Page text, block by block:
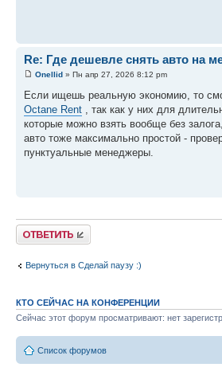
Re: Где дешевле снять авто на
Onellid » Пн апр 27, 2026 8:12 pm
Если ищешь реальную экономию, то
Octane Rent , так как у них для
которые можно взять вообще без
авто тоже максимально простой -
пунктуальные менеджеры.
Ответить
Вернуться в Сделай паузу :)
КТО СЕЙЧАС НА КОНФЕРЕНЦИИ
Сейчас этот форум просматривают: нет
Список форумов